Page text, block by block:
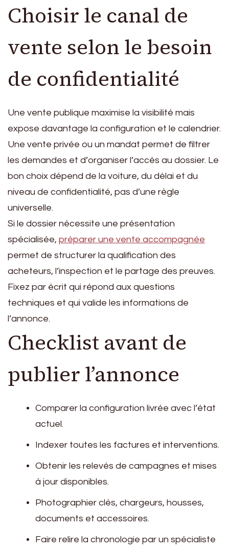
Choisir le canal de
vente selon le besoin
de confidentialité
Une vente publique maximise la visibilité mais
expose davantage la configuration et le calendrier.
Une vente privée ou un mandat permet de filtrer
les demandes et d’organiser l’accès au dossier. Le
bon choix dépend de la voiture, du délai et du
niveau de confidentialité, pas d’une règle
universelle.
Si le dossier nécessite une présentation
spécialisée, préparer une vente accompagnée
permet de structurer la qualification des
acheteurs, l’inspection et le partage des preuves.
Fixez par écrit qui répond aux questions
techniques et qui valide les informations de
l’annonce.
Checklist avant de
publier l’annonce
Comparer la configuration livrée avec l’état
actuel.
Indexer toutes les factures et interventions.
Obtenir les relevés de campagnes et mises
à jour disponibles.
Photographier clés, chargeurs, housses,
documents et accessoires.
Faire relire la chronologie par un spécialiste